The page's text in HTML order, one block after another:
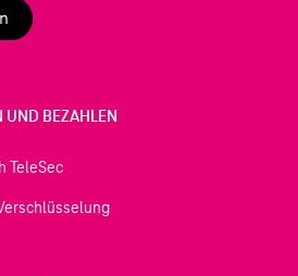
UND BEZAHLEN
TeleSec